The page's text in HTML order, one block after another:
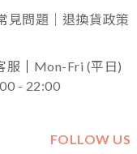
見問題｜退換貨政策
服
Mon-Fri (平日)
- 22:00
FOLLOW US